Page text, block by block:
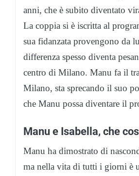
anni, che è subito diventato
La coppia si è iscritta al
sua fidanzata provengono da
differenza spesso diventa
centro di Milano. Manu fa il
Milano, sta sprecando il suo
che Manu possa diventare il
Manu e Isabella, che
Manu ha dimostrato di
ma nella vita di tutti i giorni è